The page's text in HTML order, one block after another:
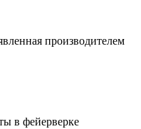
производителем
в фейерверке